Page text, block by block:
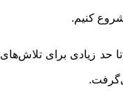
شروع کنیم.
حد زیادی برای تلاش‌های